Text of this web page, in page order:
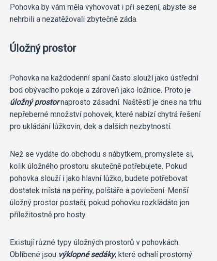
Pohovka by vám měla vyhovovat i při sezení, abyste se
nehrbili a nezatěžovali zbytečně záda.
Úložný prostor
Pohovka na každodenní spaní často slouží jako ústřední
bod obývacího pokoje a zároveň jako ložnice. Proto je
úložný prostornaprosto zásadní. Naštěstí je dnes na trhu
nepřeberné množství pohovek, které nabízí chytrá řešení
pro ukládání lůžkovin, dek a dalších nezbytností.
Než se vydáte do obchodu s nábytkem, promyslete si,
kolik úložného prostoru skutečně potřebujete. Pokud
pohovka slouží i jako hlavní lůžko, budete potřebovat
dostatek místa na peřiny, polštáře a povlečení. Menší
úložný prostor postačí, pokud pohovku rozkládáte jen
příležitostně pro hosty.
Existují různé typy úložných prostorů v pohovkách.
Oblíbené jsou výklopné sedáky, které odhalí prostorný